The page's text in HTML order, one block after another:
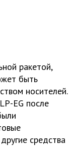
ракетой,
быть
носителей.
EG после
средства